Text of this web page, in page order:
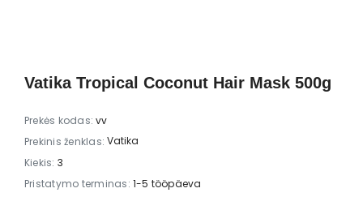
Vatika Tropical Coconut Hair Mask 500g
Prekės kodas: vv
Prekinis ženklas: Vatika
Kiekis: 3
Pristatymo terminas: 1-5 tööpäeva